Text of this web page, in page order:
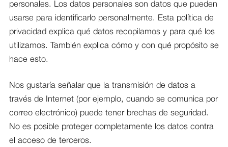
personales. Los datos personales son datos que pueden
usarse para identificarlo personalmente. Esta política de
privacidad explica qué datos recopilamos y para qué los
utilizamos. También explica cómo y con qué propósito se
hace esto.
Nos gustaría señalar que la transmisión de datos a
través de Internet (por ejemplo, cuando se comunica por
correo electrónico) puede tener brechas de seguridad.
No es posible proteger completamente los datos contra
el acceso de terceros.